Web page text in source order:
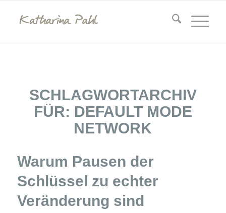
SCHLAGWORTARCHIV
FÜR: DEFAULT MODE
NETWORK
Warum Pausen der
Schlüssel zu echter
Veränderung sind